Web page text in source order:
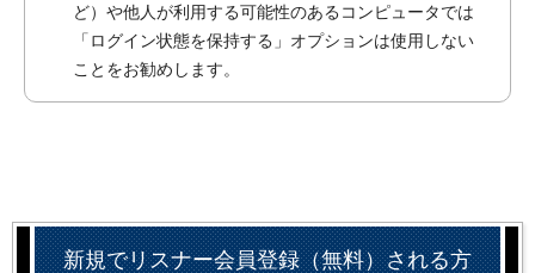
ど）や他人が利用する可能性のあるコンピュータでは
「ログイン状態を保持する」オプションは使用しない
ことをお勧めします。
新規でリスナー会員登録（無料）される方